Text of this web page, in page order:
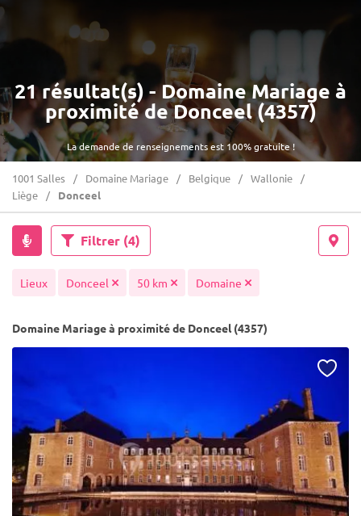
La demande de renseignements est 100% gratuite !
21 résultat(s) - Domaine Mariage à
proximité de Donceel (4357)
1001 Salles Domaine Mariage Belgique
Wallonie
Liège
Donceel
Filtrer (4)
Lieux Donceel 50 km Domaine
Domaine Mariage à proximité de Donceel (4357)